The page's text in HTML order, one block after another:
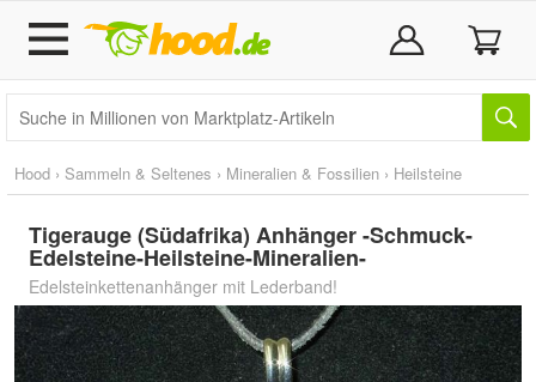
Hood › Sammeln & Seltenes › Mineralien & Fossilien › Heilsteine
Tigerauge (Südafrika) Anhänger -Schmuck-
Edelsteine-Heilsteine-Mineralien-
Edelsteinkettenanhänger mit Lederband!